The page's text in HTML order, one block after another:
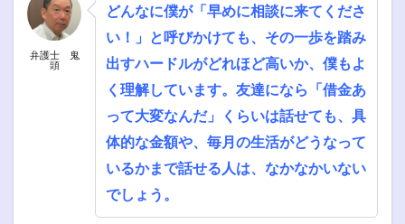
弁護士 鬼
頭
どんなに僕が「早めに相談に来てくださ
い！」と呼びかけても、その一歩を踏み
出すハードルがどれほど高いか、僕もよ
く理解しています。友達になら「借金あ
って大変なんだ」くらいは話せても、具
体的な金額や、毎月の生活がどうなって
いるかまで話せる人は、なかなかいない
でしょう。